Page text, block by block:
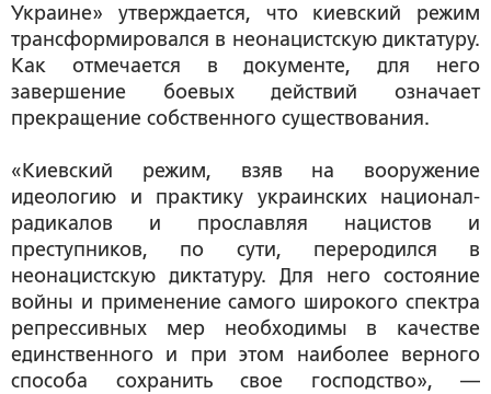
Украине» утверждается, что киевский режим
трансформировался в неонацистскую диктатуру.
Как отмечается в документе, для него
завершение боевых действий означает
прекращение собственного существования.
«Киевский режим, взяв на вооружение
идеологию и практику украинских национал-
радикалов и прославляя нацистов и
преступников, по сути, переродился в
неонацистскую диктатуру. Для него состояние
войны и применение самого широкого спектра
репрессивных мер необходимы в качестве
единственного и при этом наиболее верного
способа сохранить свое господство», —